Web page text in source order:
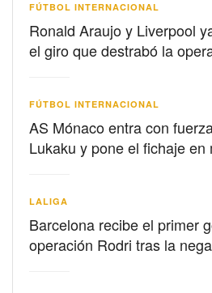
FÚTBOL INTERNACIONAL
Ronald Araujo y Liverpool
el giro que destrabó la
FÚTBOL INTERNACIONAL
AS Mónaco entra con
Lukaku y pone el fichaje en
LALIGA
Barcelona recibe el primer
operación Rodri tras la